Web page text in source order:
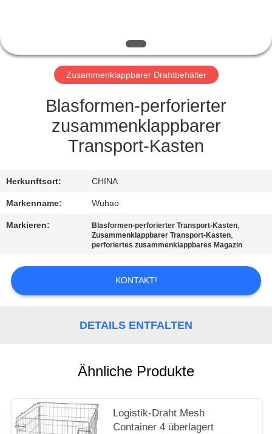
SIE
MIT
VERBINDUNG
SIE
EIN
ZITAT
PRIVACY
Zusammenklappbarer Drahtbehälter
Blasformen-perforierter
zusammenklappbarer
Transport-Kasten
Herkunftsort: CHINA
Markenname: Wuhao
Markieren: Blasformen-perforierter Transport-Kasten,
Zusammenklappbarer Transport-Kasten,
perforiertes zusammenklappbares Magazin
KONTAKT!
DETAILS ENTFALTEN
Ähnliche Produkte
Logistik-Draht Mesh
Container 4 überlagert